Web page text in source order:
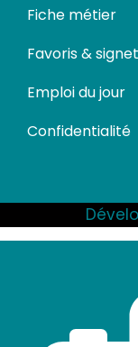
Fiche métier
Favoris &
Emploi du jour
Confidentialité